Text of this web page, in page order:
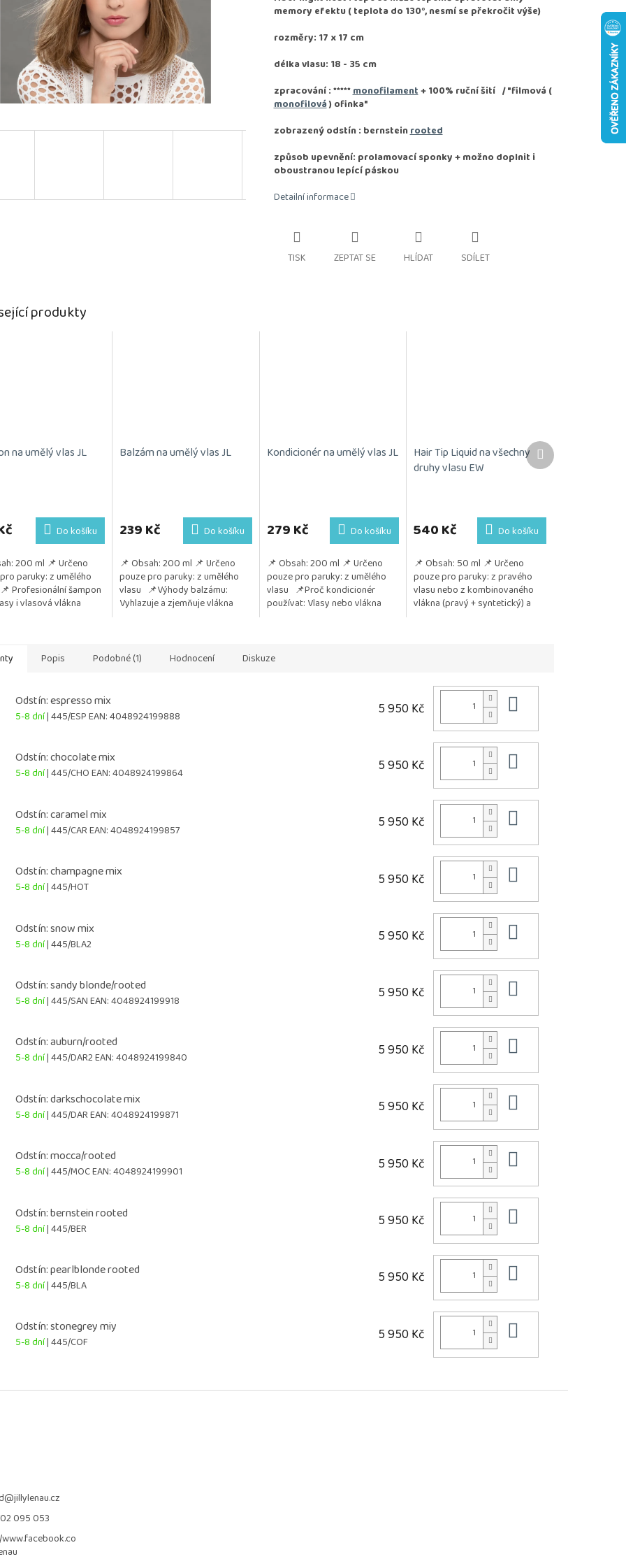
memory efektu ( teplota do 130°, nesmí se překročit výše)
rozměry: 17 x 17 cm
délka vlasu: 18 - 35 cm
zpracování :*****monofilament+ 100% ruční šití / "filmová (
monofilová) ofinka"
zobrazený odstín : bernsteinrooted
způsob upevnění: prolamovací sponky + možno doplnit i
oboustranou lepící páskou
Detailní informace
TISK ZEPTAT SE HLÍDAT SDÍLET
produkty
na umělý vlas JL
Do košíku
200 ml 📌 Určeno
paruky: z umělého
Profesionální šampon
i vlasová vlákna
Balzám na umělý vlas JL
239 Kč Do košíku
📌 Obsah: 200 ml 📌 Určeno
pouze pro paruky: z umělého
vlasu 📌Výhody balzámu:
Vyhlazuje a zjemňuje vlákna
Kondicionér na umělý vlas JL
produktu
je
z
5
hvězdiček.
279 Kč Do košíku
📌 Obsah: 200 ml 📌 Určeno
pouze pro paruky: z umělého
vlasu 📌Proč kondicionér
používat: Vlasy nebo vlákna
Hair Tip Liquid na všechny
druhy vlasu EW
540 Kč Do košíku
📌 Obsah: 50 ml 📌 Určeno
pouze pro paruky: z pravého
vlasu nebo z kombinovaného
vlákna (pravý + syntetický) a
Další
produkt
Popis Podobné (1) Hodnocení Diskuze
Odstín: espresso mix
5-8 dní| 445/ESPEAN:4048924199888 5 950 Kč
Odstín: chocolate mix
5-8 dní| 445/CHOEAN:4048924199864 5 950 Kč
Odstín: caramel mix
5-8 dní| 445/CAREAN:4048924199857 5 950 Kč
Odstín: champagne mix
5-8 dní| 445/HOT 5 950 Kč
Odstín: snow mix
5-8 dní| 445/BLA2 5 950 Kč
Odstín: sandy blonde/rooted
5-8 dní| 445/SANEAN:4048924199918 5 950 Kč
Odstín: auburn/rooted
5-8 dní| 445/DAR2EAN:4048924199840 5 950 Kč
Odstín: darkschocolate mix
5-8 dní| 445/DAREAN:4048924199871 5 950 Kč
Odstín: mocca/rooted
5-8 dní| 445/MOCEAN:4048924199901 5 950 Kč
Odstín: bernstein rooted
5-8 dní| 445/BER 5 950 Kč
Odstín: pearlblonde rooted
5-8 dní| 445/BLA 5 950 Kč
Odstín: stonegrey miy
5-8 dní| 445/COF 5 950 Kč
@jillylenau.cz
095 053